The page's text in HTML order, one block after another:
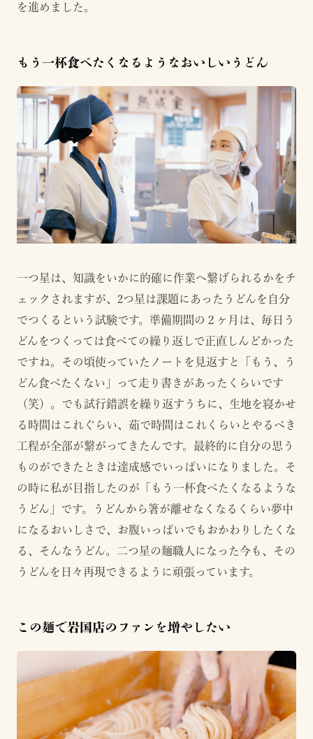
を進めました。
もう一杯食べたくなるようなおいしいうどん
一つ星は、知識をいかに的確に作業へ繋げられるかをチ
ェックされますが、2つ星は課題にあったうどんを自分
でつくるという試験です。準備期間の２ヶ月は、毎日う
どんをつくっては食べての繰り返しで正直しんどかった
ですね。その頃使っていたノートを見返すと「もう、う
どん食べたくない」って走り書きがあったくらいです
（笑）。でも試行錯誤を繰り返すうちに、生地を寝かせ
る時間はこれぐらい、茹で時間はこれくらいとやるべき
工程が全部が繋がってきたんです。最終的に自分の思う
ものができたときは達成感でいっぱいになりました。そ
の時に私が目指したのが「もう一杯食べたくなるような
うどん」です。うどんから箸が離せなくなるくらい夢中
になるおいしさで、お腹いっぱいでもおかわりしたくな
る、そんなうどん。二つ星の麺職人になった今も、その
うどんを日々再現できるように頑張っています。
この麺で岩国店のファンを増やしたい